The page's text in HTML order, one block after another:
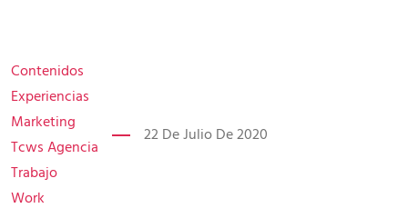
Contenidos
Experiencias
Marketing
Tcws Agencia
Trabajo
Work
22 De Julio De 2020